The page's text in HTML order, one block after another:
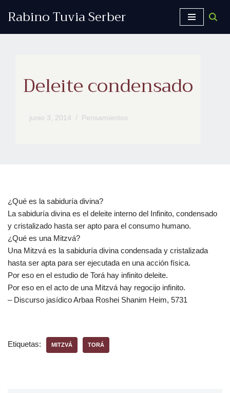
Rabino Tuvia Serber
Deleite condensado
junio 3, 2014 Pensamientos
¿Qué es la sabiduría divina?
La sabiduría divina es el deleite interno del Infinito, condensado
y cristalizado hasta ser apto para el consumo humano.
¿Qué es una Mitzvá?
Una Mitzvá es la sabiduría divina condensada y cristalizada
hasta ser apta para ser ejecutada en una acción física.
Por eso en el estudio de Torá hay infinito deleite.
Por eso en el acto de una Mitzvá hay regocijo infinito.
– Discurso jasídico Arbaa Roshei Shanim Heim, 5731
Etiquetas: MITZVÁ TORÁ